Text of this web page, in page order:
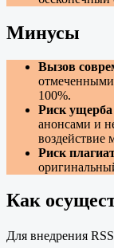
Минусы
Вызов
отмеченными
100%.
Риск ущерба
анонсами и
воздействие
Риск
Как
Для внедрения